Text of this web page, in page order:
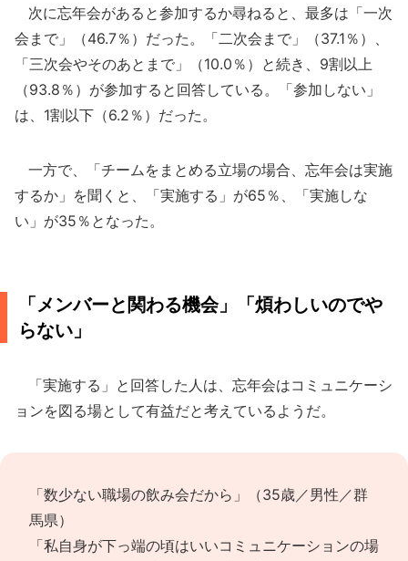
次に忘年会があると参加するか尋ねると、最多は「一次
会まで」（46.7％）だった。「二次会まで」（37.1％）、
「三次会やそのあとまで」（10.0％）と続き、9割以上
（93.8％）が参加すると回答している。「参加しない」
は、1割以下（6.2％）だった。
一方で、「チームをまとめる立場の場合、忘年会は実施
するか」を聞くと、「実施する」が65％、「実施しな
い」が35％となった。
「メンバーと関わる機会」「煩わしいのでや
らない」
「実施する」と回答した人は、忘年会はコミュニケーシ
ョンを図る場として有益だと考えているようだ。
「数少ない職場の飲み会だから」（35歳／男性／群
馬県）
「私自身が下っ端の頃はいいコミュニケーションの場